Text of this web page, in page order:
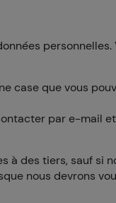
case que vous
par e-mail
des tiers, sauf si
nous devrons